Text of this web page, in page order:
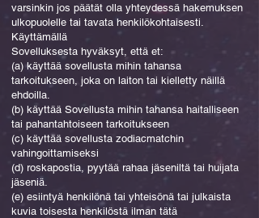
varsinkin jos päätät olla yhteydessä hakemuksen
ulkopuolelle tai tavata henkilökohtaisesti.
Käyttämällä
Sovelluksesta hyväksyt, että et:
(a) käyttää sovellusta mihin tahansa
tarkoitukseen, joka on laiton tai kielletty näillä
ehdoilla.
(b) käyttää Sovellusta mihin tahansa haitalliseen
tai pahantahtoiseen tarkoitukseen
(c) käyttää sovellusta zodiacmatchin
vahingoittamiseksi
(d) roskapostia, pyytää rahaa jäseniltä tai huijata
jäseniä.
(e) esiintyä henkilönä tai yhteisönä tai julkaista
kuvia toisesta henkilöstä ilman tätä